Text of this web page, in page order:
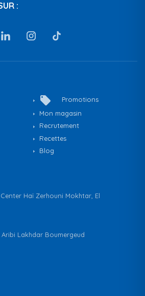
:
local_offer
Promotions
Mon magasin
Recrutement
Recettes
Blog
Haï Zerhouni Mokhtar, El
Lakhdar Boumergeud